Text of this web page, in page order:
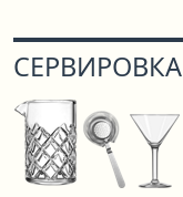
СЕРВИРОВКА